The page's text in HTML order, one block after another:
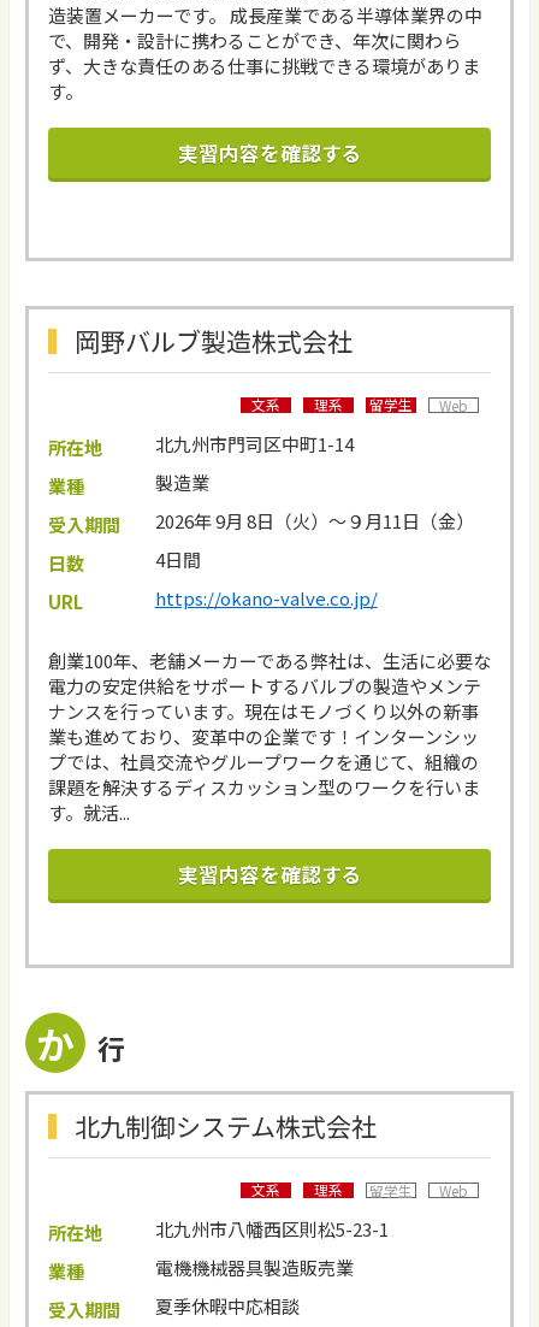
造装置メーカーです。 成長産業である半導体業界の中
で、開発・設計に携わることができ、年次に関わら
ず、大きな責任のある仕事に挑戦できる環境がありま
す。
実習内容を確認する
岡野バルブ製造株式会社
文系 理系 留学生 Web
所在地
北九州市門司区中町1-14
業種
製造業
受入期間
2026年 9月 8日（火）～９月11日（金）
日数
4日間
URL
https://okano-valve.co.jp/
創業100年、老舗メーカーである弊社は、生活に必要な
電力の安定供給をサポートするバルブの製造やメンテ
ナンスを行っています。現在はモノづくり以外の新事
業も進めており、変革中の企業です！インターンシッ
プでは、社員交流やグループワークを通じて、組織の
課題を解決するディスカッション型のワークを行いま
す。就活...
実習内容を確認する
か 行
北九制御システム株式会社
文系 理系 留学生 Web
所在地
北九州市八幡西区則松5-23-1
業種
電機機械器具製造販売業
受入期間
夏季休暇中応相談